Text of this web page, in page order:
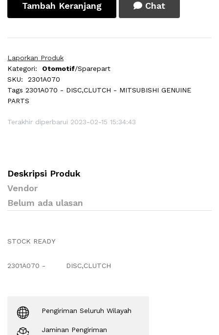
Tambah Keranjang Chat
Laporkan Produk
Kategori:
Otomotif/Sparepart
SKU:
2301A070
Tags 2301A070 - DISC,CLUTCH - MITSUBISHI GENUINE
PARTS
Terakhir diperbarui 2023-02-15 15:34:43
Deskripsi Produk
Vendor
Belum ada ulasan
STOCK READY
2301A070 - DISC,CLUTCH
Pengiriman Seluruh Wilayah
Jaminan Pengiriman